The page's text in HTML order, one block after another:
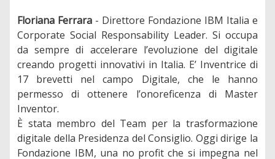
Floriana Ferrara - Direttore Fondazione IBM Italia e
Corporate Social Responsability Leader. Si occupa
da sempre di accelerare l’evoluzione del digitale
creando progetti innovativi in Italia. E’ Inventrice di
17 brevetti nel campo Digitale, che le hanno
permesso di ottenere l’onoreficenza di Master
Inventor.
È stata membro del Team per la trasformazione
digitale della Presidenza del Consiglio. Oggi dirige la
Fondazione IBM, una no profit che si impegna nel